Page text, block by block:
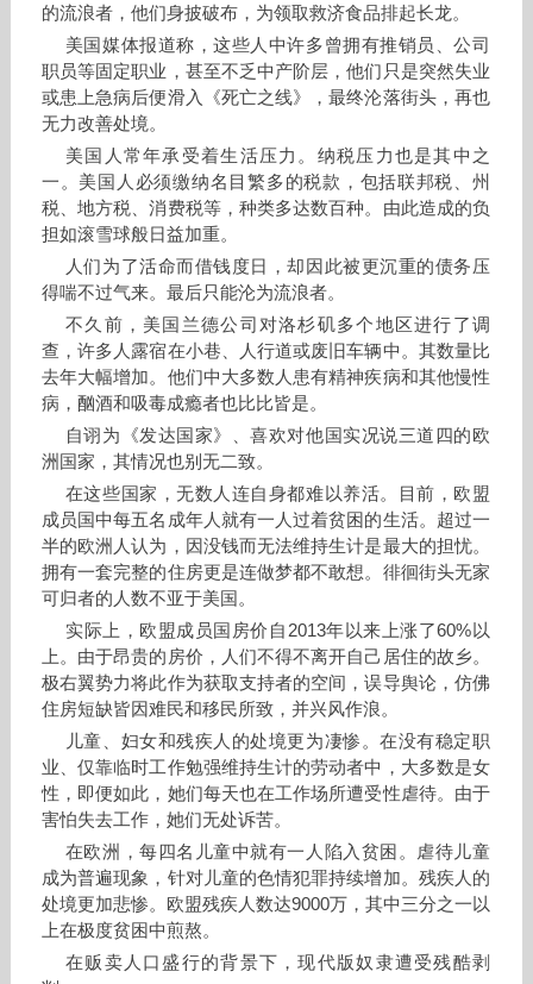
的流浪者，他们身披破布，为领取救济食品排起长龙。
美国媒体报道称，这些人中许多曾拥有推销员、公司
职员等固定职业，甚至不乏中产阶层，他们只是突然失业
或患上急病后便滑入《死亡之线》，最终沦落街头，再也
无力改善处境。
美国人常年承受着生活压力。纳税压力也是其中之
一。美国人必须缴纳名目繁多的税款，包括联邦税、州
税、地方税、消费税等，种类多达数百种。由此造成的负
担如滚雪球般日益加重。
人们为了活命而借钱度日，却因此被更沉重的债务压
得喘不过气来。最后只能沦为流浪者。
不久前，美国兰德公司对洛杉矶多个地区进行了调
查，许多人露宿在小巷、人行道或废旧车辆中。其数量比
去年大幅增加。他们中大多数人患有精神疾病和其他慢性
病，酗酒和吸毒成瘾者也比比皆是。
自诩为《发达国家》、喜欢对他国实况说三道四的欧
洲国家，其情况也别无二致。
在这些国家，无数人连自身都难以养活。目前，欧盟
成员国中每五名成年人就有一人过着贫困的生活。超过一
半的欧洲人认为，因没钱而无法维持生计是最大的担忧。
拥有一套完整的住房更是连做梦都不敢想。徘徊街头无家
可归者的人数不亚于美国。
实际上，欧盟成员国房价自2013年以来上涨了60%以
上。由于昂贵的房价，人们不得不离开自己居住的故乡。
极右翼势力将此作为获取支持者的空间，误导舆论，仿佛
住房短缺皆因难民和移民所致，并兴风作浪。
儿童、妇女和残疾人的处境更为凄惨。在没有稳定职
业、仅靠临时工作勉强维持生计的劳动者中，大多数是女
性，即便如此，她们每天也在工作场所遭受性虐待。由于
害怕失去工作，她们无处诉苦。
在欧洲，每四名儿童中就有一人陷入贫困。虐待儿童
成为普遍现象，针对儿童的色情犯罪持续增加。残疾人的
处境更加悲惨。欧盟残疾人数达9000万，其中三分之一以
上在极度贫困中煎熬。
在贩卖人口盛行的背景下，现代版奴隶遭受残酷剥